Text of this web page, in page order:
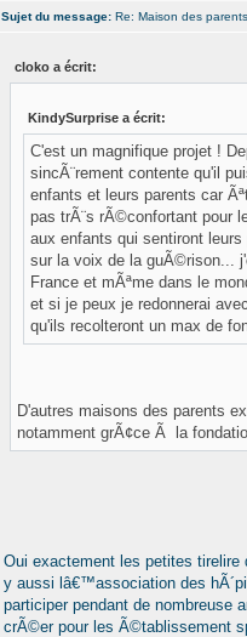
Sujet du message: Re: Maison des
cloko a écrit:
KindySurprise a écrit:
C'est un magnifique projet !
sincÃ¨rement contente qu'il
enfants et leurs parents car
pas trÃ¨s rÃ©confortant pour
aux enfants qui sentiront
sur la voix de la guÃ©rison...
France et mÃªme dans le
et si je peux je redonnerai
qu'ils recolteront un max de
D'autres maisons des parents
notamment grÃ¢ce Ã la
Oui exactement les petites
y aussi lâ€™association des
participer pendant de nombreuse
crÃ©er pour les Ã©tablissement